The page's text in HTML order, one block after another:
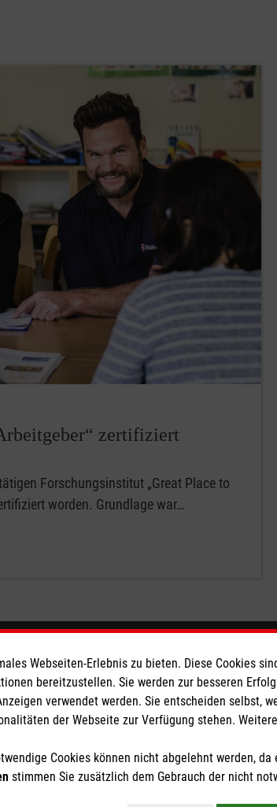
zertifiziert
Forschungsinstitut „Great Place to
worden. Grundlage war…
Die Malteser
Malteser in Deutschland
Malteserorden
Webseiten-Erlebnis zu bieten. Diese Cookies
bereitzustellen. Sie werden zur besseren
verwendet werden. Sie entscheiden selbst,
der Webseite zur Verfügung stehen.
Cookies können nicht abgelehnt werden,
stimmen Sie zusätzlich dem Gebrauch der nicht